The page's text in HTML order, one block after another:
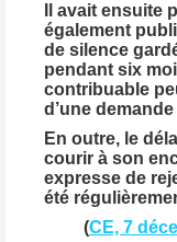
Il avait ensuite
également
de silence
pendant six
contribuable
d’une
En outre, le
courir à son
expresse de
été
(CE, 7